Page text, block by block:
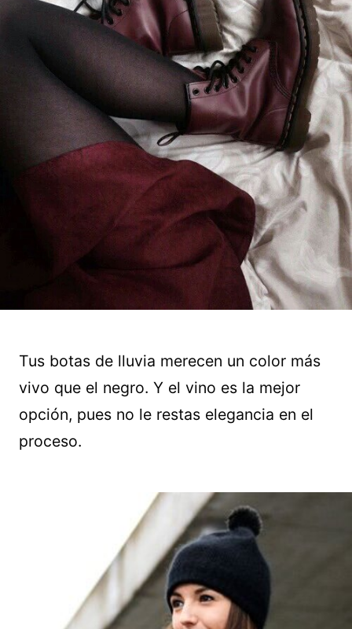
Tus botas de lluvia merecen un color más
vivo que el negro. Y el vino es la mejor
opción, pues no le restas elegancia en el
proceso.